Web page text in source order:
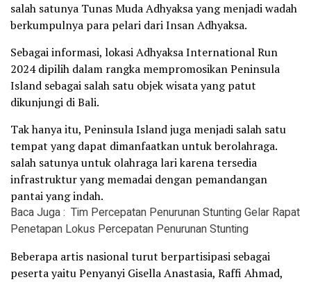
salah satunya Tunas Muda Adhyaksa yang menjadi wadah
berkumpulnya para pelari dari Insan Adhyaksa.
Sebagai informasi, lokasi Adhyaksa International Run
2024 dipilih dalam rangka mempromosikan Peninsula
Island sebagai salah satu objek wisata yang patut
dikunjungi di Bali.
Tak hanya itu, Peninsula Island juga menjadi salah satu
tempat yang dapat dimanfaatkan untuk berolahraga.
salah satunya untuk olahraga lari karena tersedia
infrastruktur yang memadai dengan pemandangan
pantai yang indah.
Baca Juga : Tim Percepatan Penurunan Stunting Gelar Rapat
Penetapan Lokus Percepatan Penurunan Stunting
Beberapa artis nasional turut berpartisipasi sebagai
peserta yaitu Penyanyi Gisella Anastasia, Raffi Ahmad,